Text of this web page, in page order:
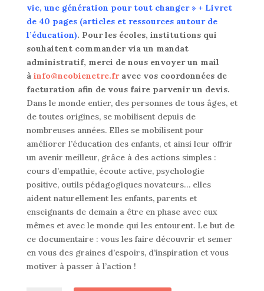
vie, une génération pour tout changer » + Livret
de 40 pages (articles et ressources autour de
l’éducation). Pour les écoles, institutions qui
souhaitent commander via un mandat
administratif, merci de nous envoyer un mail
à info@neobienetre.fravec vos coordonnées de
facturation afin de vous faire parvenir un devis.
Dans le monde entier, des personnes de tous âges, et
de toutes origines, se mobilisent depuis de
nombreuses années. Elles se mobilisent pour
améliorer l’éducation des enfants, et ainsi leur offrir
un avenir meilleur, grâce à des actions simples :
cours d’empathie, écoute active, psychologie
positive, outils pédagogiques novateurs… elles
aident naturellement les enfants, parents et
enseignants de demain a être en phase avec eux
mêmes et avec le monde qui les entourent. Le but de
ce documentaire : vous les faire découvrir et semer
en vous des graines d’espoirs, d’inspiration et vous
motiver à passer à l’action !